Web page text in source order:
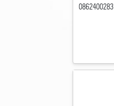
0862400283